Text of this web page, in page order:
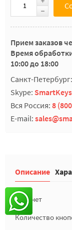
Прием заказов
Время
10:00 до 18:00
Санкт-Петербург:
Skype:
Вся Россия: 8
E-mail:
Описание
Чип: нет
Количество